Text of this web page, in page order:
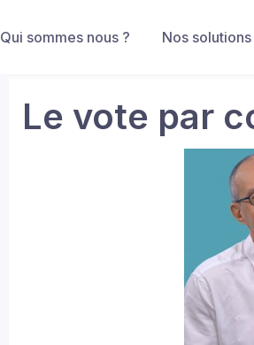
Qui sommes nous ? Nos solutions
Le vote par